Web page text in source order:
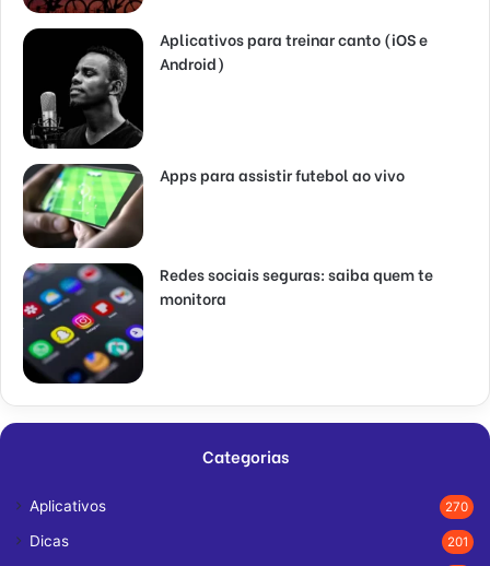
Aplicativos para treinar canto (iOS e
Android)
Apps para assistir futebol ao vivo
Redes sociais seguras: saiba quem te
monitora
Categorias
Aplicativos 270
Dicas 201